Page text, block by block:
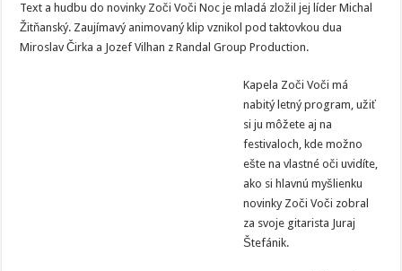
Text a hudbu do novinky Zoči Voči Noc je mladá zložil jej líder Michal
Žitňanský. Zaujímavý animovaný klip vznikol pod taktovkou dua
Miroslav Čirka a Jozef Vilhan z Randal Group Production.
Kapela Zoči Voči má
nabitý letný program, užiť
si ju môžete aj na
festivaloch, kde možno
ešte na vlastné oči uvidíte,
ako si hlavnú myšlienku
novinky Zoči Voči zobral
za svoje gitarista Juraj
Štefánik.